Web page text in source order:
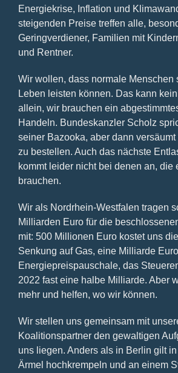
Energiekrise, Inflation und
steigenden Preise treffen alle,
Geringverdiener, Familien mit
und Rentner.
Wir wollen, dass normale Menschen
Leben leisten können. Das kann
allein, wir brauchen ein
Handeln. Bundeskanzler Scholz
seiner Bazooka, aber dann versäumt
zu bestellen. Auch das nächste
kommt leider nicht bei denen an, die
brauchen.
Wir als Nordrhein-Westfalen tragen
Milliarden Euro für die
mit: 500 Millionen Euro kostet uns
Senkung auf Gas, eine Milliarde
Energiepreispauschale, das
2022 fast eine halbe Milliarde. Aber
mehr und helfen, wo wir können.
Wir stellen uns gemeinsam mit
Koalitionspartner den gewaltigen
uns liegen. Anders als in Berlin gilt
Ärmel hochkrempeln und an einem